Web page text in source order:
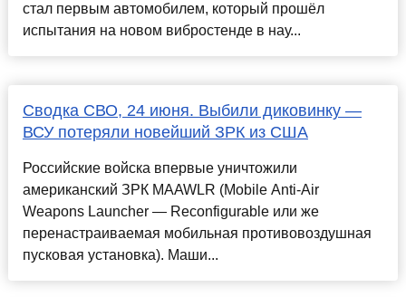
стал первым автомобилем, который прошёл
испытания на новом вибростенде в нау...
Сводка СВО, 24 июня. Выбили диковинку —
ВСУ потеряли новейший ЗРК из США
Российские войска впервые уничтожили
американский ЗРК MAAWLR (Mobile Anti-Air
Weapons Launcher — Reconfigurable или же
перенастраиваемая мобильная противовоздушная
пусковая установка). Маши...